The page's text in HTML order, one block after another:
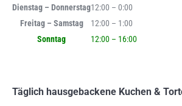
Dienstag – Donnerstag12:00 – 0:00
Freitag – Samstag
12:00 – 1:00
Sonntag
12:00 – 16:00
Täglich hausgebackene Kuchen &